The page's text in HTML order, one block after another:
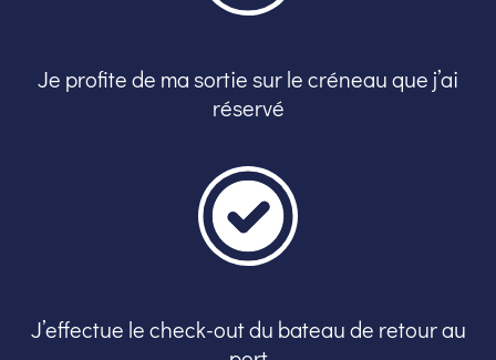
Je profite de ma sortie sur le créneau que j’ai
réservé
J’effectue le check-out du bateau de retour au